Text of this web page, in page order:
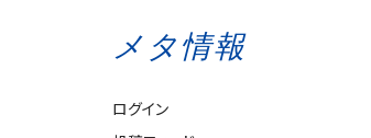
メタ情報
ログイン